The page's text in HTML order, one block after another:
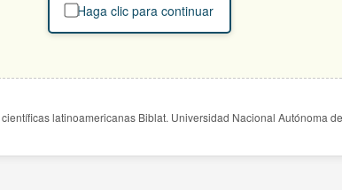
Haga clic para continuar
latinoamericanas Biblat. Universidad Nacional Autónoma